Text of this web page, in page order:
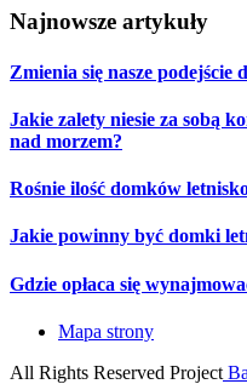
Najnowsze artykuły
Zmienia się nasze podejście
Jakie zalety niesie za sobą
nad morzem?
Rośnie ilość domków
Jakie powinny być domki
Gdzie opłaca się
Mapa strony
All Rights Reserved Project